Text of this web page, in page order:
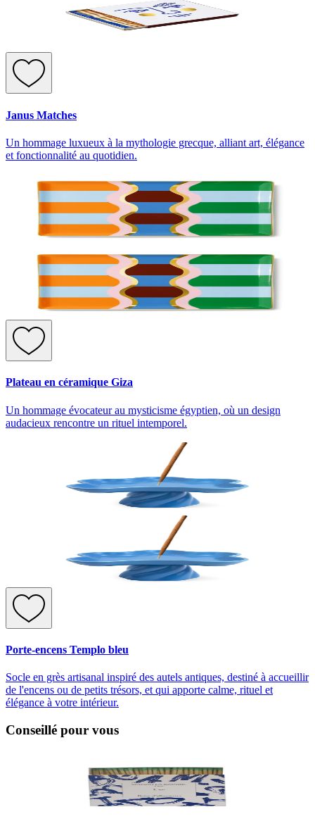
Janus Matches
Un hommage luxueux à la mythologie grecque, alliant art, élégance
et fonctionnalité au quotidien.
Plateau en céramique Giza
Un hommage évocateur au mysticisme égyptien, où un design
audacieux rencontre un rituel intemporel.
Porte-encens Templo bleu
Socle en grès artisanal inspiré des autels antiques, destiné à accueillir
de l'encens ou de petits trésors, et qui apporte calme, rituel et
élégance à votre intérieur.
Conseillé pour vous